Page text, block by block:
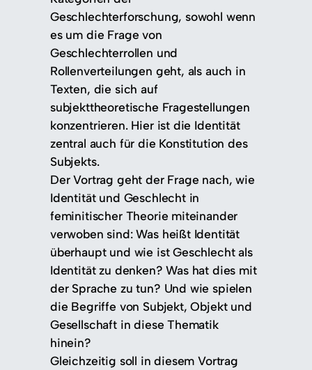
Geschlechterforschung, sowohl wenn
es um die Frage von
Geschlechterrollen und
Rollenverteilungen geht, als auch in
Texten, die sich auf
subjekttheoretische Fragestellungen
konzentrieren. Hier ist die Identität
zentral auch für die Konstitution des
Subjekts.
Der Vortrag geht der Frage nach, wie
Identität und Geschlecht in
feminitischer Theorie miteinander
verwoben sind: Was heißt Identität
überhaupt und wie ist Geschlecht als
Identität zu denken? Was hat dies mit
der Sprache zu tun? Und wie spielen
die Begriffe von Subjekt, Objekt und
Gesellschaft in diese Thematik
hinein?
Gleichzeitig soll in diesem Vortrag